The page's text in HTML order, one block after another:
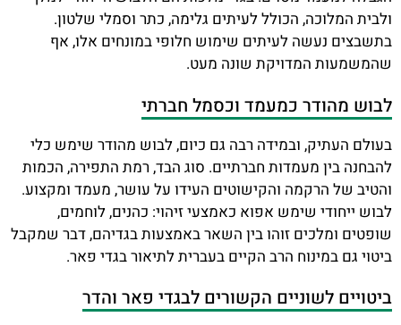
ולבית המלוכה, הכולל לעיתים גלימה, כתר וסמלי שלטון.
בתשבצים נעשה לעיתים שימוש חלופי במונחים אלו, אף
שהמשמעות המדויקת שונה מעט.
לבוש מהודר כמעמד וכסמל חברתי
בעולם העתיק, ובמידה רבה גם כיום, לבוש מהודר שימש כלי
להבחנה בין מעמדות חברתיים. סוג הבד, רמת התפירה, הכמות
והטיב של הרקמה והקישוטים העידו על עושר, מעמד ומקצוע.
לבוש ייחודי שימש אפוא כאמצעי זיהוי: כהנים, לוחמים,
שופטים ומלכים זוהו בין השאר באמצעות בגדיהם, דבר שמקבל
ביטוי גם במינוח הרב הקיים בעברית לתיאור בגדי פאר.
ביטויים לשוניים הקשורים לבגדי פאר והדר